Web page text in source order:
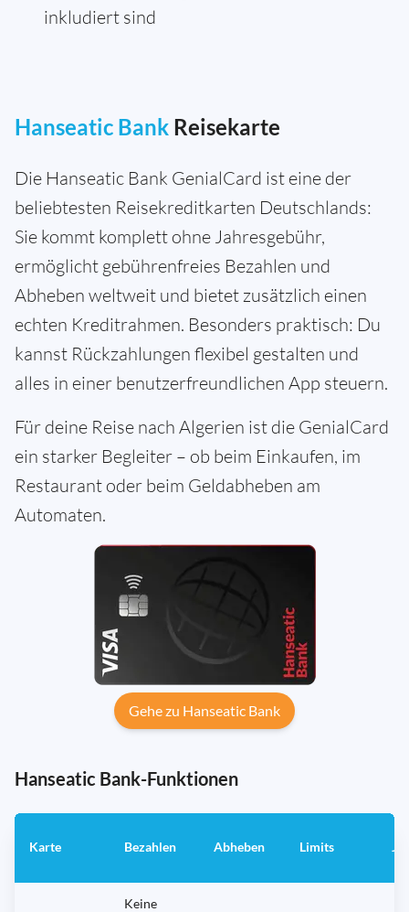
inkludiert sind
Hanseatic Bank Reisekarte
Die Hanseatic Bank GenialCard ist eine der
beliebtesten Reisekreditkarten Deutschlands:
Sie kommt komplett ohne Jahresgebühr,
ermöglicht gebührenfreies Bezahlen und
Abheben weltweit und bietet zusätzlich einen
echten Kreditrahmen. Besonders praktisch: Du
kannst Rückzahlungen flexibel gestalten und
alles in einer benutzerfreundlichen App steuern.
Für deine Reise nach Algerien ist die GenialCard
ein starker Begleiter – ob beim Einkaufen, im
Restaurant oder beim Geldabheben am
Automaten.
Gehe zu Hanseatic Bank
Hanseatic Bank-Funktionen
Karte Bezahlen Abheben Limits
Keine